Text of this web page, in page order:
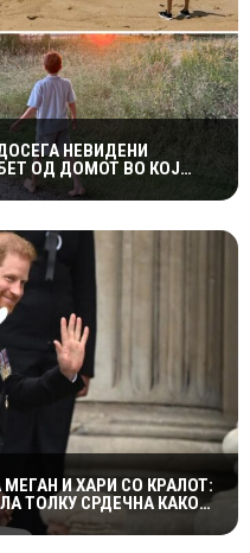
НЕВИДЕНИ
ОД ДОМОТ ВО КОЈ
И ХАРИ СО КРАЛОТ:
ТОЛКУ СРДЕЧНА КАКО